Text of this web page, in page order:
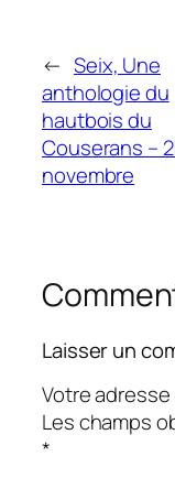
← Seix, Une
anthologie du
hautbois du
Couserans –
novembre
Laisser un
Votre
Les champs
*